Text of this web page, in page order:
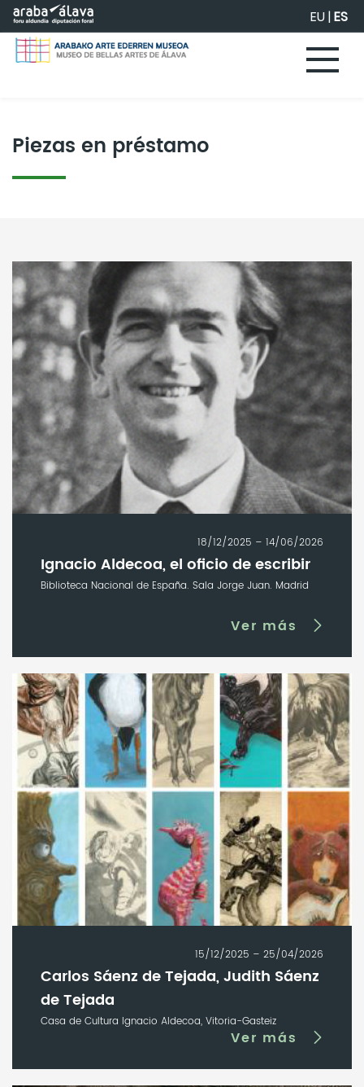
Saltar al contenido principal EU|ES
Piezas en préstamo
18/12/2025 – 14/06/2026
Ignacio Aldecoa, el oficio de escribir
Biblioteca Nacional de España. Sala Jorge Juan. Madrid
Ver más
15/12/2025 – 25/04/2026
Carlos Sáenz de Tejada, Judith Sáenz
de Tejada
Casa de Cultura Ignacio Aldecoa, Vitoria-Gasteiz
Ver más